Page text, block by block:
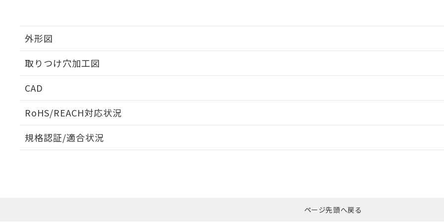
外形図
取りつけ穴加工図
CAD
RoHS/REACH対応状況
EU RoHS 注意事項・凡例
ダウンロードはこちら
規格認証/適合状況
ページ先頭へ戻る